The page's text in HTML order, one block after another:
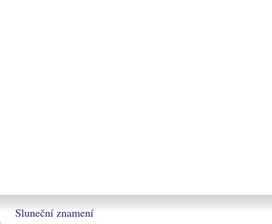
Sluneční znamení